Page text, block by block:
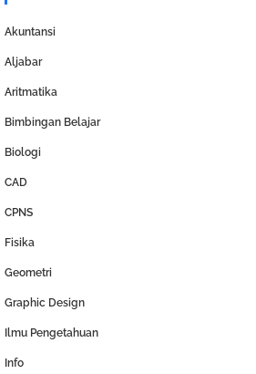
Akuntansi
Aljabar
Aritmatika
Bimbingan Belajar
Biologi
CAD
CPNS
Fisika
Geometri
Graphic Design
Ilmu Pengetahuan
Info